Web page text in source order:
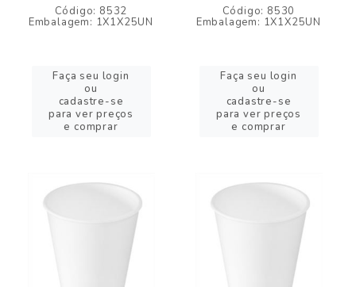
Código: 8532
Embalagem: 1X1X25UN
Faça seu login
ou
cadastre-se
para ver preços
e comprar
Código: 8530
Embalagem: 1X1X25UN
Faça seu login
ou
cadastre-se
para ver preços
e comprar